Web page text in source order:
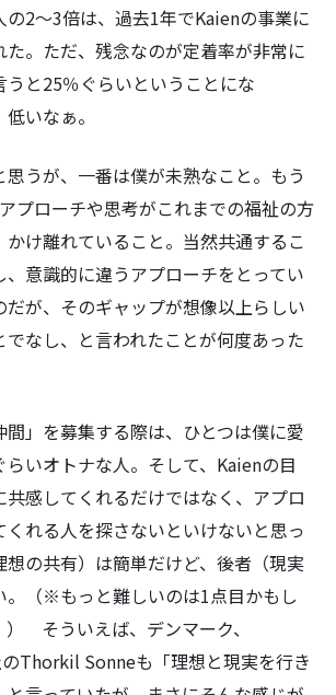
索:
の2～3倍は、過去1年でKaienの事業に
た。ただ、残念なのが定着率が非常に
と25％ぐらいということにな
いなぁ。
うが、一番は僕が未熟なこと。もう
プローチや思考がこれまでの福祉の方
け離れていること。当然共通するこ
、意識的に違うアプローチをとってい
だが、そのギャップが想像以上らしい
でなし、と言われたことが何度あった
間」を募集する際は、ひとつは僕に愛
いオトナな人。そして、Kaienの目
感してくれるだけではなく、アプロ
くれる人を探さないといけないと思っ
想の共有）は簡単だけど、後者（現実
。（※もっと難しいのは1点目かもし
） そういえば、デンマーク、
Thorkil Sonneも「理想と現実を行き